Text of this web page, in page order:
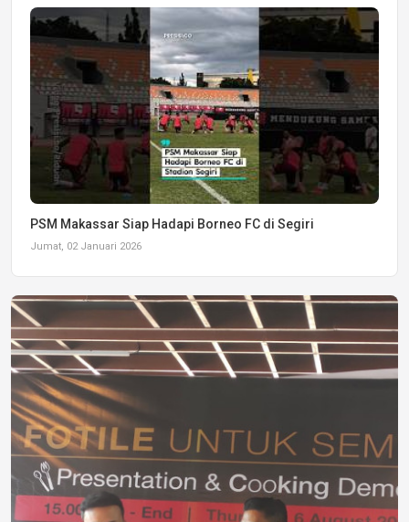
PSM Makassar Siap Hadapi Borneo FC di Segiri
Jumat, 02 Januari 2026